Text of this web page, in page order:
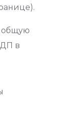
общую
в